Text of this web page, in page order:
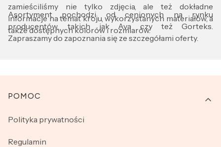
zamieściliśmy nie tylko zdjęcia, ale też dokładne
informacje na temat kroju, wykorzystanych materiałów, a
także dostępnych kolorów i rozmiarów.
Asortyment pochodzi od cenionych na rynku
producentów, takich jak Ava czy też Gorteks.
Zapraszamy do zapoznania się ze szczegółami oferty.
Linki w stopce
POMOC
Polityka prywatności
Regulamin